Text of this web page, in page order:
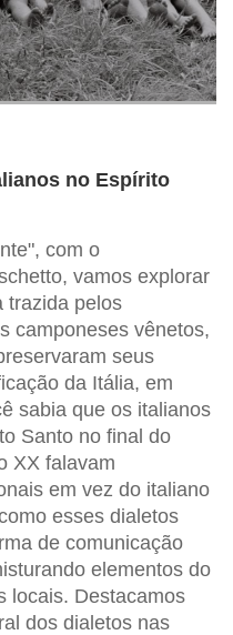
no Espírito
com o
vamos explorar
trazida pelos
camponeses vênetos,
seus
da Itália, em
sabia que os italianos
Santo no final do
XX falavam
em vez do italiano
esses dialetos
de comunicação
elementos do
locais. Destacamos
dos dialetos nas